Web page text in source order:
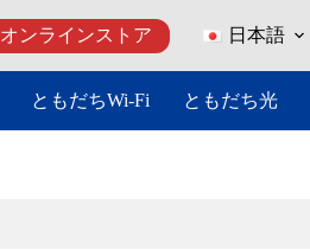
オンラインストア 日本語
ともだちWi-Fi ともだち光